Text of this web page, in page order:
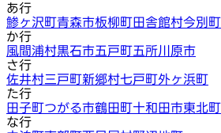
あ行
鯵ヶ沢町青森市板柳町田舎館村今別町
か行
風間浦村黒石市五戸町五所川原市
さ行
佐井村三戸町新郷村七戸町外ヶ浜町
た行
田子町つがる市鶴田町十和田市東北町
な行